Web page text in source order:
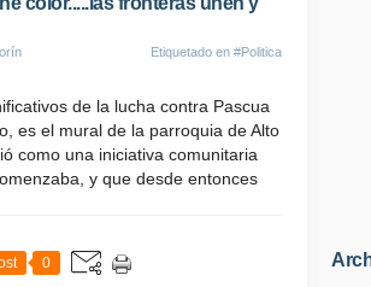
Etiquetado en #Politica
de la lucha contra Pascua
es el mural de la parroquia de Alto
como una iniciativa comunitaria
y que desde entonces
0